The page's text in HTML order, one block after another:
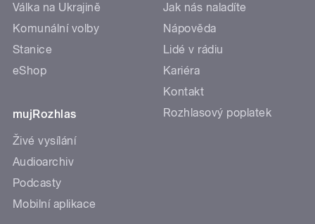
Válka na Ukrajině
Komunální volby
Stanice
eShop
mujRozhlas
Živé vysílání
Audioarchiv
Podcasty
Mobilní aplikace
Jak nás naladíte
Nápověda
Lidé v rádiu
Kariéra
Kontakt
Rozhlasový poplatek